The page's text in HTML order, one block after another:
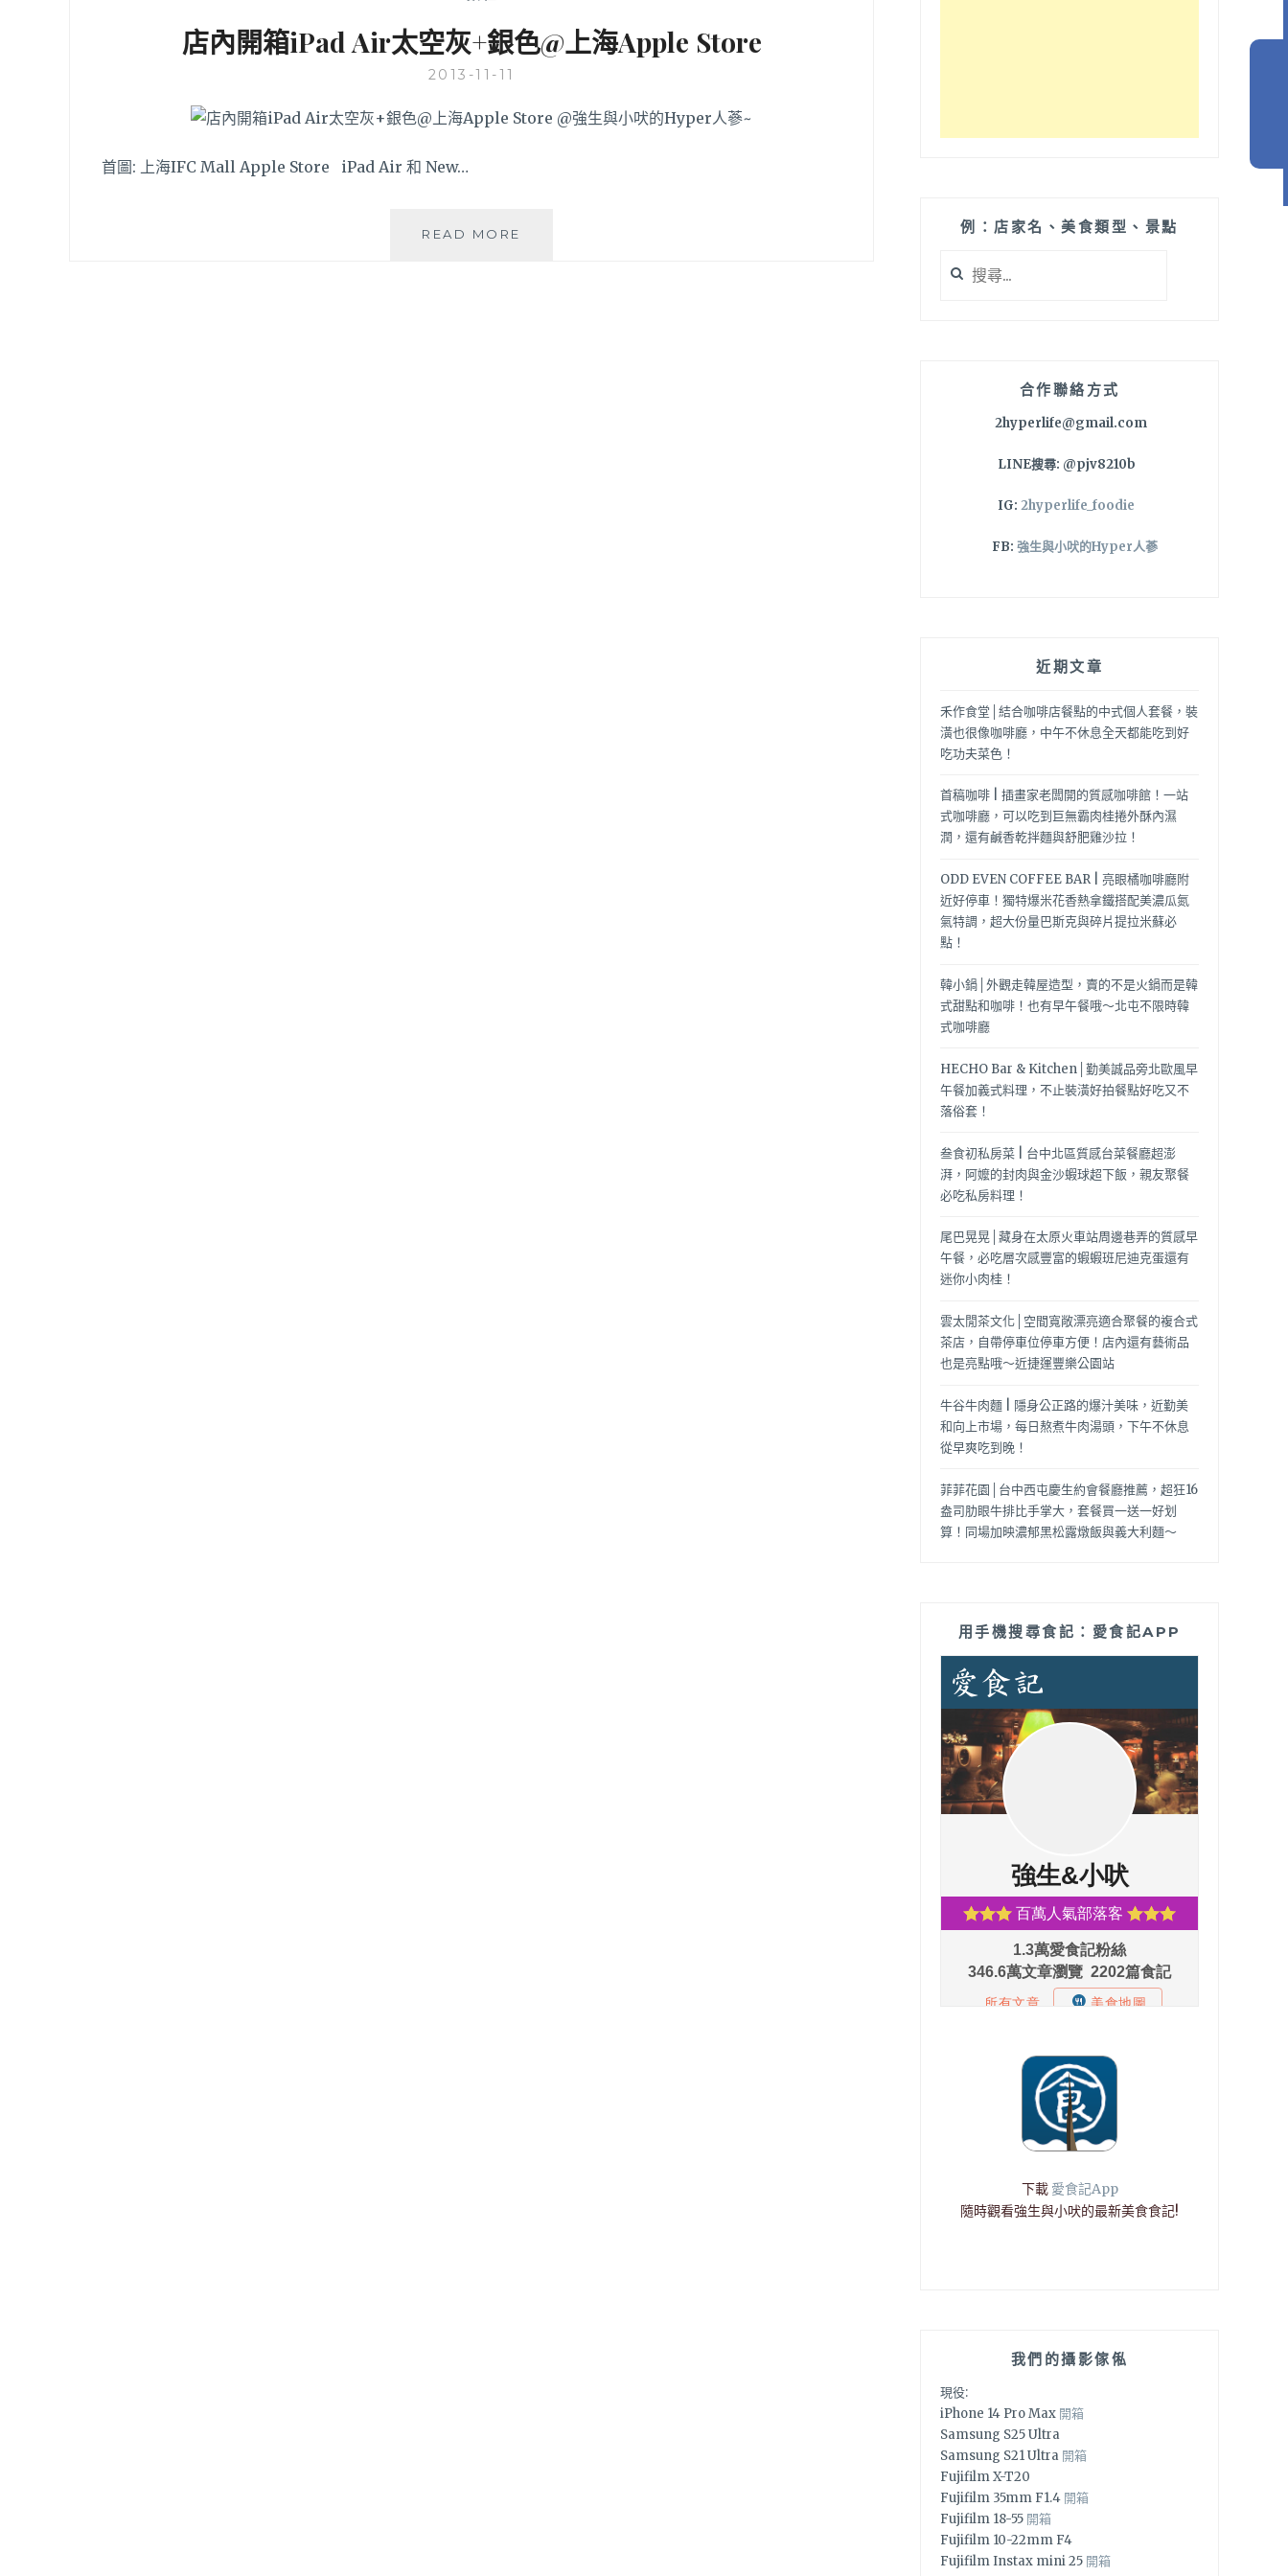
店內開箱iPad Air太空灰+銀色@上海Apple Store
2013-11-11
首圖: 上海IFC Mall Apple Store iPad Air 和 New…
READ MORE 例：店家名、美食類型、景點
尋
合作聯絡方式
2hyperlife@gmail.com
LINE搜尋: @pjv8210b
IG: 2hyperlife_foodie
FB: 強生與小吠的Hyper人蔘
近期文章
禾作食堂│結合咖啡店餐點的中式個人套餐，裝
潢也很像咖啡廳，中午不休息全天都能吃到好
吃功夫菜色！
首稿咖啡 | 插畫家老闆開的質感咖啡館！一站
式咖啡廳，可以吃到巨無霸肉桂捲外酥內濕
潤，還有鹹香乾拌麵與舒肥雞沙拉！
ODD EVEN COFFEE BAR | 亮眼橘咖啡廳附
近好停車！獨特爆米花香熱拿鐵搭配美濃瓜氮
氣特調，超大份量巴斯克與碎片提拉米蘇必
點！
韓小鍋│外觀走韓屋造型，賣的不是火鍋而是韓
式甜點和咖啡！也有早午餐哦～北屯不限時韓
式咖啡廳
HECHO Bar & Kitchen│勤美誠品旁北歐風早
午餐加義式料理，不止裝潢好拍餐點好吃又不
落俗套！
叁食初私房菜 | 台中北區質感台菜餐廳超澎
湃，阿嬤的封肉與金沙蝦球超下飯，親友聚餐
必吃私房料理！
尾巴晃晃│藏身在太原火車站周邊巷弄的質感早
午餐，必吃層次感豐富的蝦蝦班尼迪克蛋還有
迷你小肉桂！
雲太閒茶文化│空間寬敞漂亮適合聚餐的複合式
茶店，自帶停車位停車方便！店內還有藝術品
也是亮點哦～近捷運豐樂公園站
牛谷牛肉麵 | 隱身公正路的爆汁美味，近勤美
和向上市場，每日熬煮牛肉湯頭，下午不休息
從早爽吃到晚！
菲菲花園│台中西屯慶生約會餐廳推薦，超狂16
盎司肋眼牛排比手掌大，套餐買一送一好划
算！同場加映濃郁黑松露燉飯與義大利麵～
用手機搜尋食記：愛食記APP
下載 愛食記App
隨時觀看強生與小吠的最新美食食記!
我們的攝影傢俬
現役:
iPhone 14 Pro Max 開箱
Samsung S25 Ultra
Samsung S21 Ultra 開箱
Fujifilm X-T20
Fujifilm 35mm F1.4 開箱
Fujifilm 18-55 開箱
Fujifilm 10-22mm F4
Fujifilm Instax mini 25 開箱